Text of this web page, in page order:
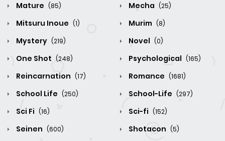
Mature (85) Mecha (25)
Mitsuru Inoue (1) Murim (8)
Mystery (219) Novel (0)
One Shot (248) Psychological (165)
Reincarnation (17) Romance (1681)
School Life (250) School-Life (297)
Sci Fi (16) Sci-fi (152)
Seinen (600) Shotacon (5)